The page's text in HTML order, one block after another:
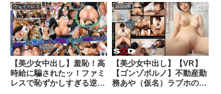
している色仕掛けとは少し
違った告白沼にどんどんハ
マっていく僕 木下ひまり
ウェイトレス
【美少女中出し】羞恥！高
時給に騙されたッ！ファミ
レスで恥ずかしすぎる逆バ
SODVR
【美少女中出し】【VR】
【ゴンゾポルノ】不動産勤
務あや（仮名）ラブホの風